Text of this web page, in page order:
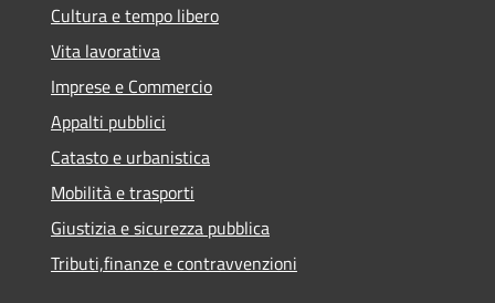
Cultura e tempo libero
Vita lavorativa
Imprese e Commercio
Appalti pubblici
Catasto e urbanistica
Mobilità e trasporti
Giustizia e sicurezza pubblica
Tributi,finanze e contravvenzioni